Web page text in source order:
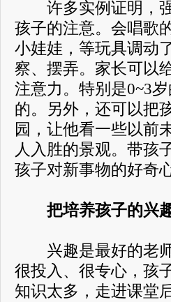
许多实例证明，强
孩子的注意。会唱歌
小娃娃，等玩具调动
察、摆弄。家长可以
注意力。特别是0~3
的。另外，还可以把
园，让他看一些以前
人入胜的景观。带孩
孩子对新事物的好奇
把培养孩子的兴趣
兴趣是最好的老师
很投入、很专心，孩
知识太多，走进课堂